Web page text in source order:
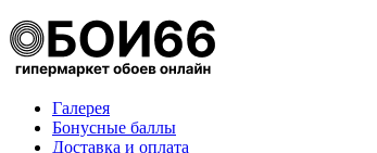
Галерея
Бонусные баллы
Доставка и оплата